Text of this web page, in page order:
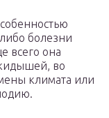
болезни
всего она
во
климата или